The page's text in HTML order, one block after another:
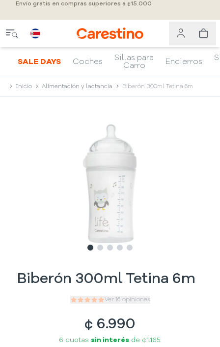
Envío gratis en compras superiores a ¢15.000
SALE DAYS Coches
Sillas para
Carro
Encierros
Inicio Alimentación y lactancia Biberón 300ml Tetina 6m
Slide1
Slide2
Slide3
SlideSlide
Biberón 300ml Tetina 6m
Ver 16 opiniones
¢ 6.990
6 cuotas sin interés de ¢1.165